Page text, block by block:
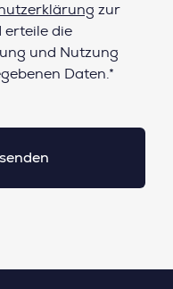
zur
erteile die
und Nutzung
Daten.*